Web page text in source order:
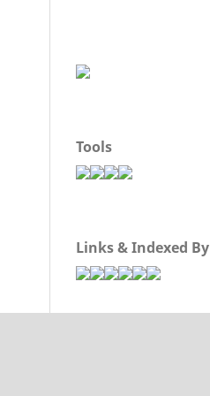
Tools
Links & Indexed By